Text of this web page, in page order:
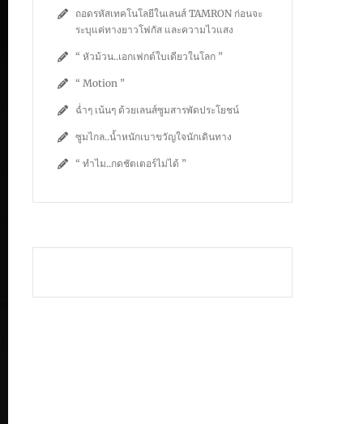
ถอดรหัสเทคโนโลยีในเลนส์ TAMRON ก่อนจะ
ระบุแค่ทางยาวโฟกัส และความไวแสง
“ หัวม้วน..เอกเฟกต์ใบเดียวในโลก ”
“ Motion ”
ฉ่ำๆ เน้นๆ ด้วยเลนส์ซูมสารพัดประโยชน์
ซูมไกล..น้ำหนักเบาขวัญใจนักเดินทาง
“ ทำไม..กดชัตเตอร์ไม่ได้ ”